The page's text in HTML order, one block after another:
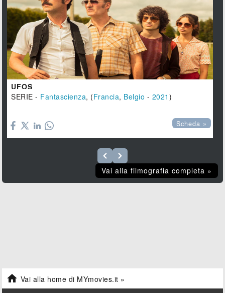
UFOS
SERIE - Fantascienza, (Francia, Belgio - 2021 )
Scheda »
Vai alla filmografia completa »
 Vai alla home di MYmovies.it »